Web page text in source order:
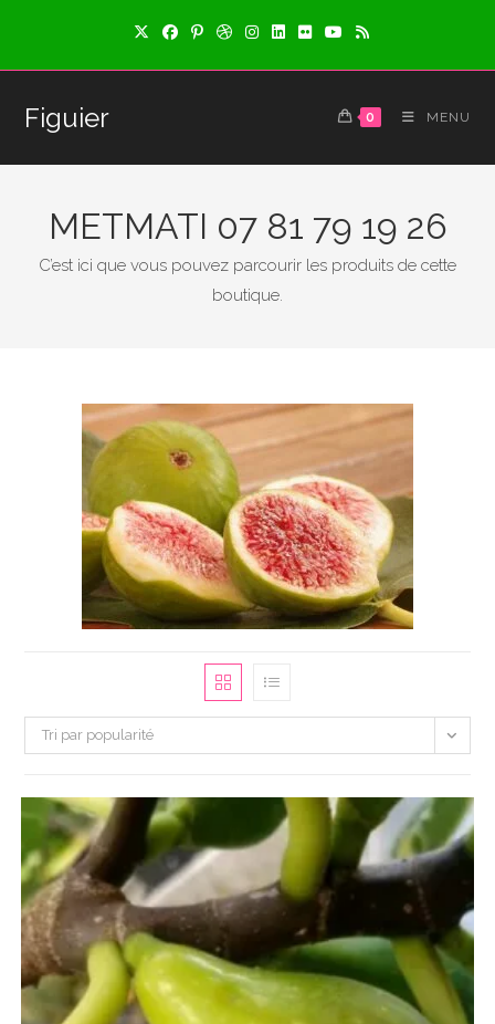
content
Figuier 0 MENU
METMATI 07 81 79 19 26
C’est ici que vous pouvez parcourir les produits de cette
boutique.
Tri par popularité